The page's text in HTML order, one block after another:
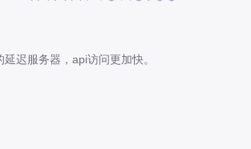
迟服务器，api访问更加快。